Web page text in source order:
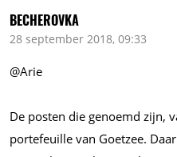
BECHEROVKA
28 september 2018, 09:33
@Arie
De posten die genoemd zijn,
portefeuille van Goetzee.